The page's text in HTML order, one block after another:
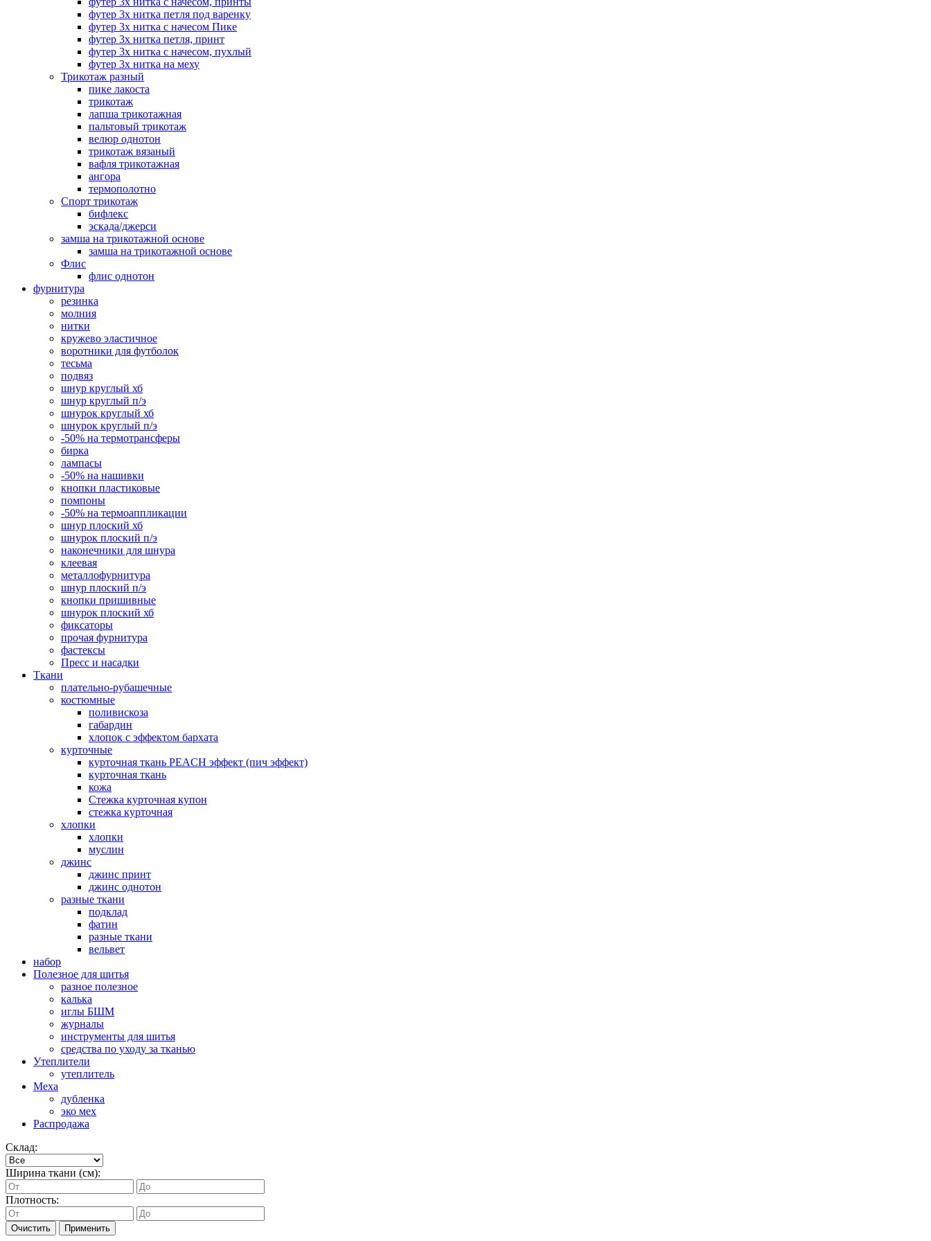
футер 3х нитка петля под варенку
футер 3х нитка с начесом Пике
футер 3х нитка петля, принт
футер 3х нитка с начесом, пухлый
футер 3х нитка на меху
Трикотаж разный
пике лакоста
трикотаж
лапша трикотажная
пальтовый трикотаж
велюр однотон
трикотаж вязаный
вафля трикотажная
ангора
термополотно
Спорт трикотаж
бифлекс
эскада/джерси
замша на трикотажной основе
замша на трикотажной основе
Флис
флис однотон
фурнитура
резинка
молния
нитки
кружево эластичное
воротники для футболок
тесьма
подвяз
шнур круглый хб
шнур круглый п/э
шнурок круглый хб
шнурок круглый п/э
-50% на термотрансферы
бирка
лампасы
-50% на нашивки
кнопки пластиковые
помпоны
-50% на термоаппликации
шнур плоский хб
шнурок плоский п/э
наконечники для шнура
клеевая
металлофурнитура
шнур плоский п/э
кнопки пришивные
шнурок плоский хб
фиксаторы
прочая фурнитура
фастексы
Пресс и насадки
Ткани
плательно-рубашечные
костюмные
поливискоза
габардин
хлопок с эффектом бархата
курточные
курточная ткань PEACH эффект (пич эффект)
курточная ткань
кожа
Стежка курточная купон
стежка курточная
хлопки
хлопки
муслин
джинс
джинс принт
джинс однотон
разные ткани
подклад
фатин
разные ткани
вельвет
набор
Полезное для шитья
разное полезное
калька
иглы БШМ
журналы
инструменты для шитья
средства по уходу за тканью
Утеплители
утеплитель
Меха
дубленка
эко мех
Распродажа
Склад:
Ширина ткани (см):
Плотность:
Очистить Применить